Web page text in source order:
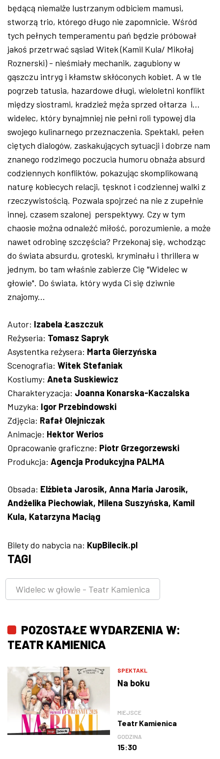
będącą niemalże lustrzanym odbiciem mamusi,
stworzą trio, którego długo nie zapomnicie. Wśród
tych pełnych temperamentu pań będzie próbował
jakoś przetrwać sąsiad Witek (Kamil Kula/ Mikołaj
Roznerski) - nieśmiały mechanik, zagubiony w
gąszczu intryg i kłamstw skłóconych kobiet. A w tle
pogrzeb tatusia, hazardowe długi, wieloletni konflikt
między siostrami, kradzież męża sprzed ołtarza i...
widelec, który bynajmniej nie pełni roli typowej dla
swojego kulinarnego przeznaczenia. Spektakl, pełen
ciętych dialogów, zaskakujących sytuacji i dobrze nam
znanego rodzimego poczucia humoru obnaża absurd
codziennych konfliktów, pokazując skomplikowaną
naturę kobiecych relacji, tęsknot i codziennej walki z
rzeczywistością. Pozwala spojrzeć na nie z zupełnie
innej, czasem szalonej perspektywy. Czy w tym
chaosie można odnaleźć miłość, porozumienie, a może
nawet odrobinę szczęścia? Przekonaj się, wchodząc
do świata absurdu, groteski, kryminału i thrillera w
jednym, bo tam właśnie zabierze Cię "Widelec w
głowie". Do świata, który wyda Ci się dziwnie
znajomy...
Autor: Izabela Łaszczuk
Reżyseria: Tomasz Sapryk
Asystentka reżysera: Marta Gierzyńska
Scenografia: Witek Stefaniak
Kostiumy: Aneta Suskiewicz
Charakteryzacja: Joanna Konarska-Kaczalska
Muzyka: Igor Przebindowski
Zdjęcia: Rafał Olejniczak
Animacje: Hektor Werios
Opracowanie graficzne: Piotr Grzegorzewski
Produkcja: Agencja Produkcyjna PALMA
Obsada: Elżbieta Jarosik, Anna Maria Jarosik,
Andżelika Piechowiak, Milena Suszyńska, Kamil
Kula, Katarzyna Maciąg
Bilety do nabycia na: KupBilecik.pl
TAGI
Widelec w głowie - Teatr Kamienica
POZOSTAŁE WYDARZENIA W:
TEATR KAMIENICA
SPEKTAKL
Na boku
MIEJSCE
Teatr Kamienica
GODZINA
15:30